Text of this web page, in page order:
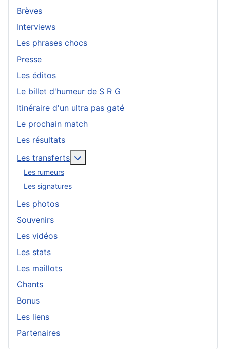
Brèves
Interviews
Les phrases chocs
Presse
Les éditos
Le billet d'humeur de S R G
Itinéraire d'un ultra pas gaté
Le prochain match
Les résultats
Les transferts
Les rumeurs
Les signatures
Les photos
Souvenirs
Les vidéos
Les stats
Les maillots
Chants
Bonus
Les liens
Partenaires